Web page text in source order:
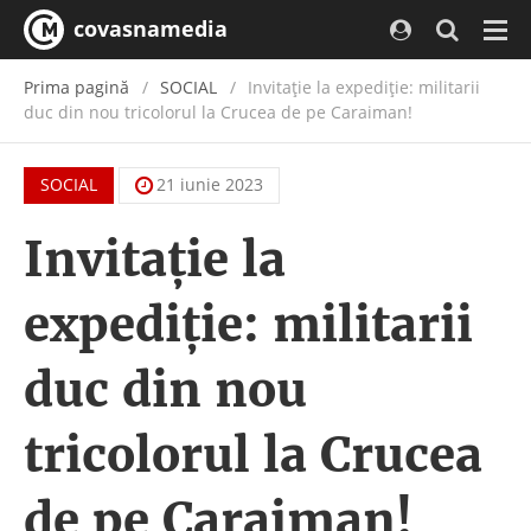
covasnamedia
Prima pagină SOCIAL
Invitație la expediție: militarii
duc din nou tricolorul la Crucea de pe Caraiman!
SOCIAL 21 iunie 2023
Invitație la
expediție: militarii
duc din nou
tricolorul la Crucea